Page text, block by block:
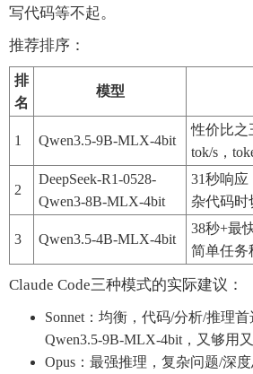
写代码等不起。
推荐排序：
排
名
模型
1 Qwen3.5-9B-MLX-4bit
性价比之
tok/s，
2
DeepSeek-R1-0528-
Qwen3-8B-MLX-4bit
31秒响应
杂代码时
3 Qwen3.5-4B-MLX-4bit
38秒+最
简单任务
Claude Code三种模式的实际建议：
Sonnet：均衡，代码/分析/推理
Qwen3.5-9B-MLX-4bit，又够用又
Opus：最强推理，复杂问题/深